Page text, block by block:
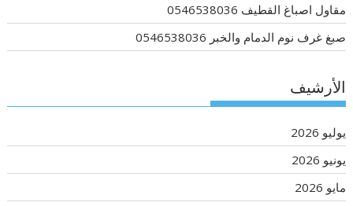
مقاول اصباغ القطيف 0546538036
صبغ غرف نوم الدمام والخبر 0546538036
الأرشيف
يوليو 2026
يونيو 2026
مايو 2026